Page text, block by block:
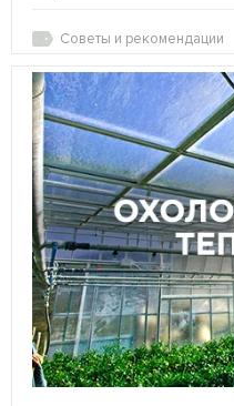
Советы и рекомендации